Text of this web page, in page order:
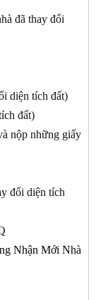
đã thay đổi
diện tích đất)
đất)
nộp những giấy
đổi diện tích
Nhận Mới Nhà